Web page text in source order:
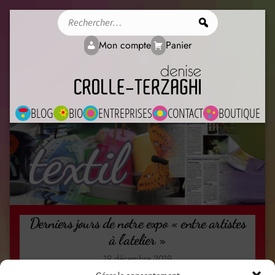
BLOG BIO ENTREPRISES CONTACT BOUTIQUE
Mon compte Panier
textil
Derniers jours de notre expo « entre artistes
à l’atelier »
19 décembre 2019